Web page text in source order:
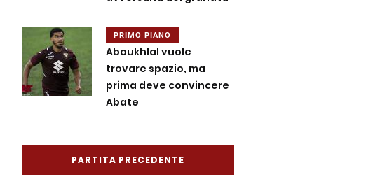
PRIMO PIANO
Aboukhlal vuole
trovare spazio, ma
prima deve convincere
Abate
PARTITA PRECEDENTE